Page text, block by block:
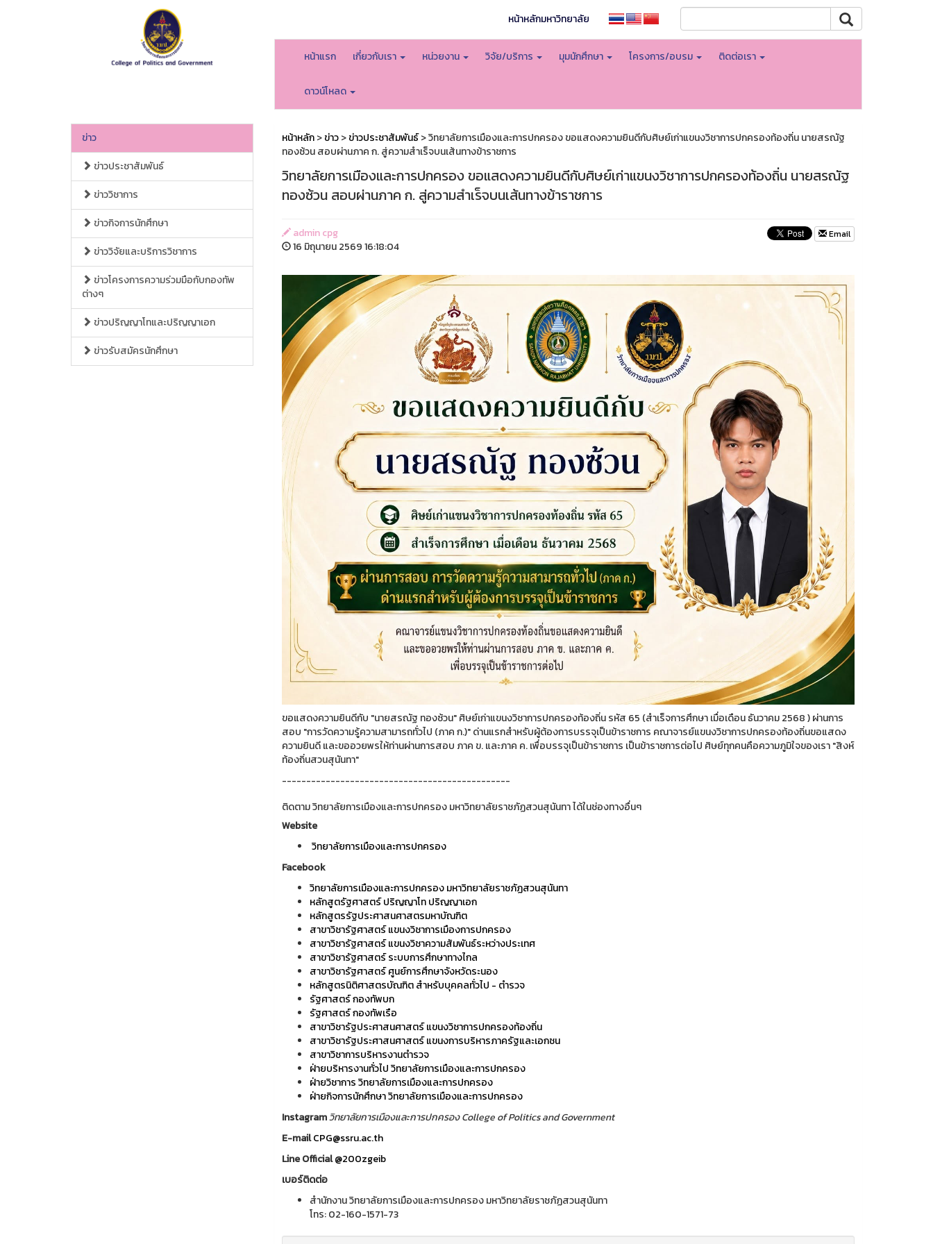
หน้าหลักมหาวิทยาลัย
หน้าแรก เกี่ยวกับเรา หน่วยงาน วิจัย/บริการ มุมนักศึกษา โครงการ/อบรม ติดต่อเรา
ดาวน์โหลด
ข่าว
ข่าวประชาสัมพันธ์
ข่าววิชาการ
ข่าวกิจการนักศึกษา
ข่าววิจัยและบริการวิชาการ
ข่าวโครงการความร่วมมือกับกองทัพ
ต่างๆ
ข่าวปริญญาโทและปริญญาเอก
ข่าวรับสมัครนักศึกษา
หน้าหลัก>ข่าว>ข่าวประชาสัมพันธ์> วิทยาลัยการเมืองและการปกครอง ขอแสดงความยินดีกับศิษย์เก่าแขนงวิชาการปกครองท้องถิ่น นายสรณัฐ
ทองซ้วน สอบผ่านภาค ก. สู่ความสำเร็จบนเส้นทางข้าราชการ
วิทยาลัยการเมืองและการปกครอง ขอแสดงความยินดีกับศิษย์เก่าแขนงวิชาการปกครองท้องถิ่น นายสรณัฐ
ทองซ้วน สอบผ่านภาค ก. สู่ความสำเร็จบนเส้นทางข้าราชการ
admin cpg
16 มิถุนายน 2569 16:18:04
Email
ขอแสดงความยินดีกับ "นายสรณัฐ ทองซ้วน" ศิษย์เก่าแขนงวิชาการปกครองท้องถิ่น รหัส 65 (สำเร็จการศึกษา เมื่อเดือน ธันวาคม 2568 ) ผ่านการ
สอบ "การวัดความรู้ความสามารถทั่วไป (ภาค ก.)" ด่านแรกสำหรับผู้ต้องการบรรจุเป็นข้าราชการ คณาจารย์แขนงวิชาการปกครองท้องถิ่นขอแสดง
ความยินดี และขออวยพรให้ท่านผ่านการสอบ ภาค ข. และภาค ค. เพื่อบรรจุเป็นข้าราชการ เป็นข้าราชการต่อไป️ ศิษย์ทุกคนคือความภูมิใจของเรา "สิงห์
ท้องถิ่นสวนสุนันทา"
-----------------------------------------------
ติดตาม วิทยาลัยการเมืองและการปกครอง มหาวิทยาลัยราชภัฏสวนสุนันทา ได้ในช่องทางอื่นๆ
Website
วิทยาลัยการเมืองและการปกครอง
Facebook
วิทยาลัยการเมืองและการปกครอง มหาวิทยาลัยราชภัฏสวนสุนันทา
หลักสูตรัฐศาสตร์ ปริญญาโท ปริญญาเอก
หลักสูตรรัฐประศาสนศาสตรมหาบัณฑิต
สาขาวิชารัฐศาสตร์ แขนงวิชาการเมืองการปกครอง
สาขาวิชารัฐศาสตร์ แขนงวิชาความสัมพันธ์ระหว่างประเทศ
สาขาวิชารัฐศาสตร์ ระบบการศึกษาทางไกล
สาขาวิชารัฐศาสตร์ ศูนย์การศึกษาจังหวัดระนอง
หลักสูตรนิติศาสตรบัณฑิต สำหรับบุคคลทั่วไป - ตำรวจ
รัฐศาสตร์ กองทัพบก
รัฐศาสตร์ กองทัพเรือ
สาขาวิชารัฐประศาสนศาสตร์ แขนงวิชาการปกครองท้องถิ่น
สาขาวิชารัฐประศาสนศาสตร์ แขนงการบริหารภาครัฐและเอกชน
สาขาวิชาการบริหารงานตำรวจ
ฝ่ายบริหารงานทั่วไป วิทยาลัยการเมืองและการปกครอง
ฝ่ายวิชาการ วิทยาลัยการเมืองและการปกครอง
ฝ่ายกิจการนักศึกษา วิทยาลัยการเมืองและการปกครอง
Instagramวิทยาลัยการเมืองและการปกครอง College of Politics and Government
E-mailCPG@ssru.ac.th
Line Official@200zgeib
เบอร์ติดต่อ
สำนักงาน วิทยาลัยการเมืองและการปกครอง มหาวิทยาลัยราชภัฏสวนสุนันทา
โทร: 02-160-1571-73